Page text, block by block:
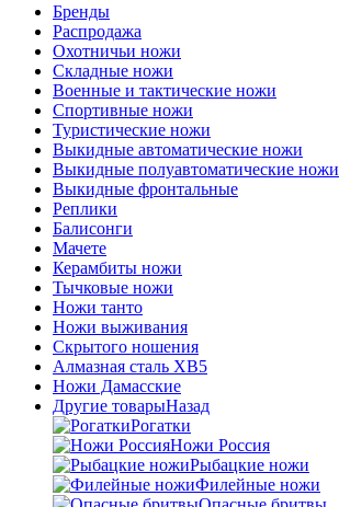
Бренды
Распродажа
Охотничьи ножи
Складные ножи
Военные и тактические ножи
Спортивные ножи
Туристические ножи
Выкидные автоматические ножи
Выкидные полуавтоматические ножи
Выкидные фронтальные
Реплики
Балисонги
Мачете
Керамбиты ножи
Тычковые ножи
Ножи танто
Ножи выживания
Скрытого ношения
Алмазная сталь ХВ5
Ножи Дамасские
Другие товарыНазад
Рогатки
Ножи Россия
Рыбацкие ножи
Филейные ножи